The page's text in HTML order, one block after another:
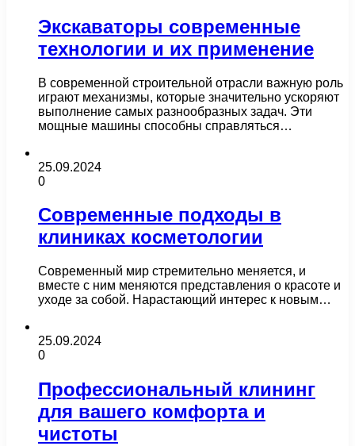
Экскаваторы современные
технологии и их применение
В современной строительной отрасли важную роль
играют механизмы, которые значительно ускоряют
выполнение самых разнообразных задач. Эти
мощные машины способны справляться…
25.09.2024
0
Современные подходы в
клиниках косметологии
Современный мир стремительно меняется, и
вместе с ним меняются представления о красоте и
уходе за собой. Нарастающий интерес к новым…
25.09.2024
0
Профессиональный клининг
для вашего комфорта и
чистоты